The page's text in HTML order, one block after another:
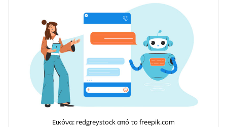
Εικόνα: redgreystock από το freepik.com